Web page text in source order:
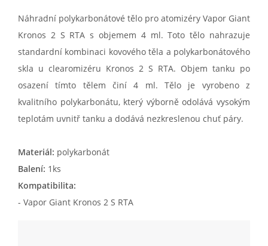
Náhradní polykarbonátové tělo pro atomizéry Vapor Giant
Kronos 2 S RTA s objemem 4 ml. Toto tělo nahrazuje
standardní kombinaci kovového těla a polykarbonátového
skla u clearomizéru Kronos 2 S RTA. Objem tanku po
osazení tímto tělem činí 4 ml. Tělo je vyrobeno z
kvalitního polykarbonátu, který výborně odolává vysokým
teplotám uvnitř tanku a dodává nezkreslenou chuť páry.
Materiál: polykarbonát
Balení: 1ks
Kompatibilita:
- Vapor Giant Kronos 2 S RTA